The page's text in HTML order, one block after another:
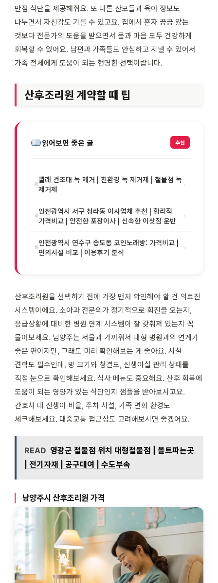
만점 식단을 제공해줘요. 또 다른 산모들과 육아 정보도
나누면서 자신감도 기를 수 있고요. 집에서 혼자 끙끙 앓는
것보다 전문가의 도움을 받으면서 몸과 마음 모두 건강하게
회복할 수 있어요. 남편과 가족들도 안심하고 지낼 수 있어서
가족 전체에게 도움이 되는 현명한 선택이랍니다.
산후조리원 계약할 때 팁
읽어보면 좋은 글 추천
빨래 건조대 녹 제거 | 친환경 녹 제거제 | 철물점 녹
제거제
›
인천광역시 서구 청라동 이사업체 추천 | 합리적
가격비교 | 안전한 포장이사 | 신속한 이삿짐 운반
›
인천광역시 연수구 송도동 코인노래방: 가격비교 |
편의시설 비교 | 이용후기 분석
›
산후조리원을 선택하기 전에 가장 먼저 확인해야 할 건 의료진
시스템이에요. 소아과 전문의가 정기적으로 회진을 오는지,
응급상황에 대비한 병원 연계 시스템이 잘 갖춰져 있는지 꼭
물어보세요. 남양주는 서울과 가까워서 대형 병원과의 연계가
좋은 편이지만, 그래도 미리 확인해보는 게 좋아요. 시설
견학도 필수인데, 방 크기와 청결도, 신생아실 관리 상태를
직접 눈으로 확인해보세요. 식사 메뉴도 중요해요. 산후 회복에
도움이 되는 영양가 있는 식단인지 샘플을 받아보시고요.
간호사 대 신생아 비율, 주차 시설, 가족 면회 환경도
체크해보세요. 대중교통 접근성도 고려해보시면 좋겠어요.
READ 영광군 철물점 위치 대형철물점 | 볼트파는곳
| 전기자재 | 공구대여 | 수도부속
남양주시 산후조리원 가격